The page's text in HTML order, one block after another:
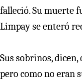
falleció. Su muerte
Limpay se enteró
Sus sobrinos,
pero como no eran